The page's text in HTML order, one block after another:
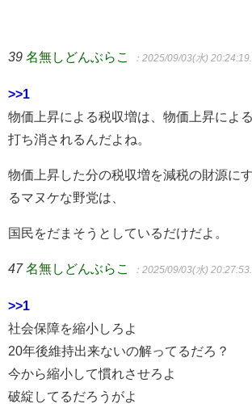
39 名無しどんぶらこ ：2025/09/03(水)
>>1
物価上昇による税収増は、物価上昇によ
打ち消されるんだよね。
物価上昇した分の税収増を減税の財源に
るマヌケな野党は、
国民をだまそうとしているだけだよ。
47 名無しどんぶらこ ：2025/09/03(水)
>>1
社会保障を縮小しろよ
20年後維持出来ないの解ってるだろ？
今から縮小して慣れさせろよ
破綻してるだろうがよ